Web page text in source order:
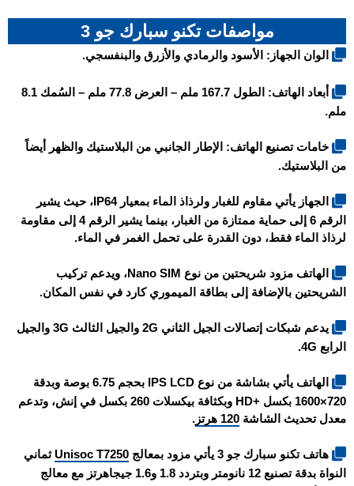
مواصفات تكنو سبارك جو 3
الوان الجهاز: الأسود والرمادي والأزرق والبنفسجي.
أبعاد الهاتف: الطول 167.7 ملم – العرض 77.8 ملم – السُمك 8.1
ملم.
خامات تصنيع الهاتف: الإطار الجانبي من البلاستيك والظهر أيضاً
من البلاستيك.
الجهاز يأتي مقاوم للغبار ولرذاذ الماء بمعيار IP64، حيث يشير
الرقم 6 إلى حماية ممتازة من الغبار، بينما يشير الرقم 4 إلى مقاومة
لرذاذ الماء فقط، دون القدرة على تحمل الغمر في الماء.
الهاتف مزود شريحتين من نوع Nano SIM، ويدعم تركيب
الشريحتين بالإضافة إلى بطاقة الميموري كارد في نفس المكان.
يدعم شبكات إتصالات الجيل الثاني 2G والجيل الثالث 3G والجيل
الرابع 4G.
الهاتف يأتي بشاشة من نوع IPS LCD بحجم 6.75 بوصة وبدقة
720×1600 بكسل +HD وبكثافة بيكسلات 260 بكسل في إنش، وتدعم
معدل تحديث الشاشة 120 هرتز .
هاتفتكنو سبارك جو 3 يأتي مزود بمعالج Unisoc T7250ثماني
النواة بدقة تصنيع 12 نانومتر وبتردد 1.8 و1.6 جيجاهرتز مع معالج